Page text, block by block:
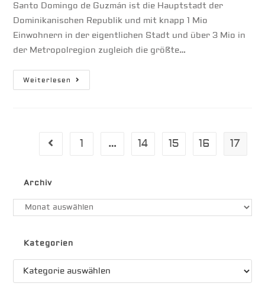
Santo Domingo de Guzmán ist die Hauptstadt der
Dominikanischen Republik und mit knapp 1 Mio
Einwohnern in der eigentlichen Stadt und über 3 Mio in
der Metropolregion zugleich die größte…
Weiterlesen Santo
Domingo
Gehe zur vorherigen Seite
1 … 14 15 16 17
Archiv
Archiv
Kategorien
Kategorien